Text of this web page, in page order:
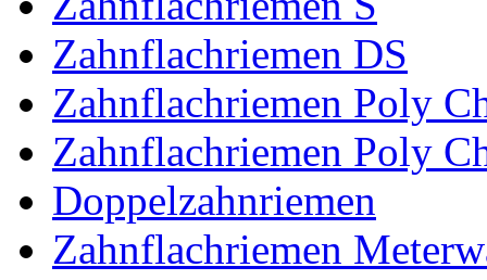
Zahnflachriemen DS
Zahnflachriemen Poly
Zahnflachriemen Poly
Doppelzahnriemen
Zahnflachriemen